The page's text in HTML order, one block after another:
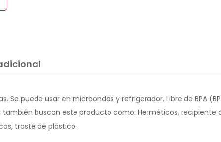
Se puede usar en microondas y refrigerador. Libre de BPA
también buscan este producto como: Herméticos, recipiente
traste de plástico.